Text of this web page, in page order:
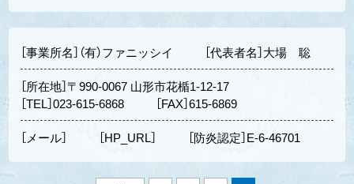
［事業所名］（有）ファニッシイ ［代表者名］大場 聡
［所在地］〒990-0067 山形市花楯1-12-17
［TEL］023-615-6868
［FAX］615-6869
［メール］ ［HP_URL］ ［防炎認定］E-6-46701